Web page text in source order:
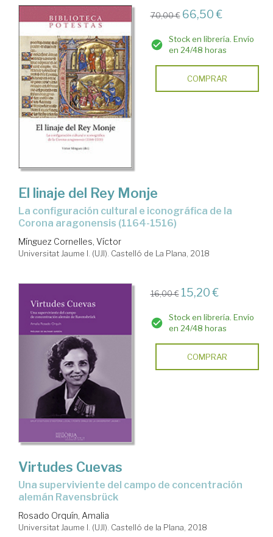
70,00 € 66,50 €
Stock en librería. Envío
en 24/48 horas
COMPRAR
El linaje del Rey Monje
la configuración cultural e iconográfica de la
Corona aragonensis (1164-1516)
Mínguez Cornelles, Víctor
Universitat Jaume I. (UJI). Castelló de La Plana, 2018
16,00 € 15,20 €
Stock en librería. Envío
en 24/48 horas
COMPRAR
Virtudes Cuevas
una superviviente del campo de concentración
alemán Ravensbrück
Rosado Orquín, Amalia
Universitat Jaume I. (UJI). Castelló de la Plana, 2018